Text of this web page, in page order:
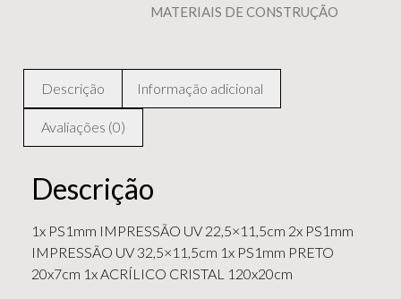
MATERIAIS DE CONSTRUÇÃO
Descrição Informação adicional
Avaliações (0)
Descrição
1x PS1mm IMPRESSÃO UV 22,5×11,5cm 2x PS1mm
IMPRESSÃO UV 32,5×11,5cm 1x PS1mm PRETO
20x7cm 1x ACRÍLICO CRISTAL 120x20cm